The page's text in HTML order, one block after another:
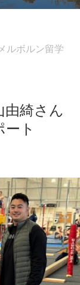
ルボルン留学
綺さん
ト